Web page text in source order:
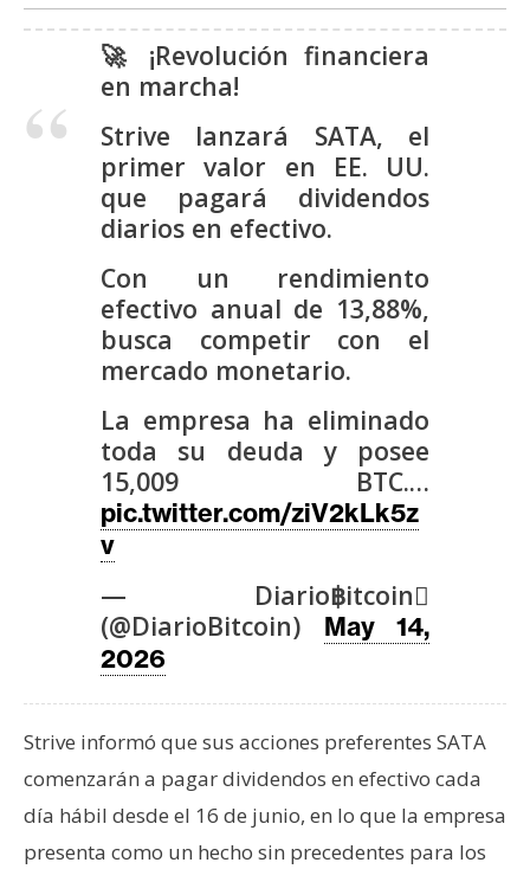
á
e
m
a
s
🚀 ¡Revolución financiera
en marcha!
Strive lanzará SATA, el
primer valor en EE. UU.
que pagará dividendos
diarios en efectivo.
Con un rendimiento
efectivo anual de 13,88%,
busca competir con el
mercado monetario.
La empresa ha eliminado
toda su deuda y posee
15,009 BTC.…
pic.twitter.com/ziV2kLk5z
v
— Diario฿itcoin
(@DiarioBitcoin) May 14,
2026
Strive informó que sus acciones preferentes SATA
comenzarán a pagar dividendos en efectivo cada
día hábil desde el 16 de junio, en lo que la empresa
presenta como un hecho sin precedentes para los